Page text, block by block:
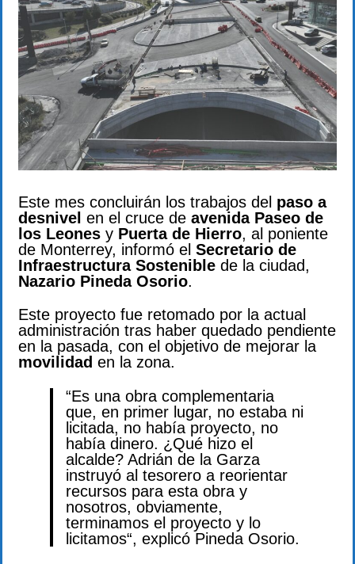
Este mes concluirán los trabajos del paso a
desnivel en el cruce de avenida Paseo de
los Leones y Puerta de Hierro, al poniente
de Monterrey, informó el Secretario de
Infraestructura Sostenible de la ciudad,
Nazario Pineda Osorio.
Este proyecto fue retomado por la actual
administración tras haber quedado pendiente
en la pasada, con el objetivo de mejorar la
movilidad en la zona.
“Es una obra complementaria
que, en primer lugar, no estaba ni
licitada, no había proyecto, no
había dinero. ¿Qué hizo el
alcalde? Adrián de la Garza
instruyó al tesorero a reorientar
recursos para esta obra y
nosotros, obviamente,
terminamos el proyecto y lo
licitamos“, explicó Pineda Osorio.